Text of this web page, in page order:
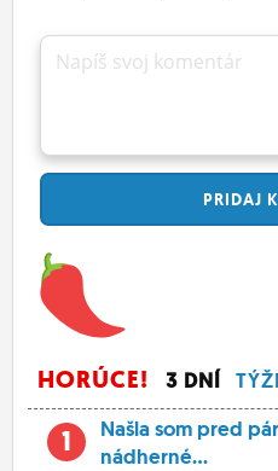
Napíš svoj komentár
PRIDAJ
HORÚCE! 3 DNÍ
1
Našla som pred
nádherné...